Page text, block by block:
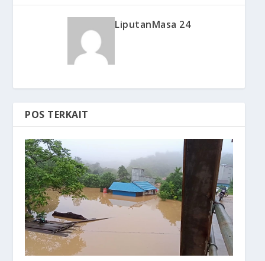
LiputanMasa 24
POS TERKAIT